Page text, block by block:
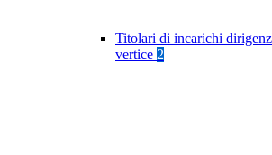
Titolari di incarichi
vertice 2